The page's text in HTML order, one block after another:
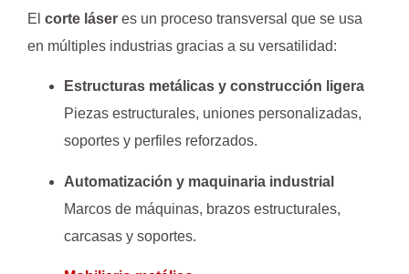
El corte láser es un proceso transversal que se usa
en múltiples industrias gracias a su versatilidad:
Estructuras metálicas y construcción ligera
Piezas estructurales, uniones personalizadas,
soportes y perfiles reforzados.
Automatización y maquinaria industrial
Marcos de máquinas, brazos estructurales,
carcasas y soportes.